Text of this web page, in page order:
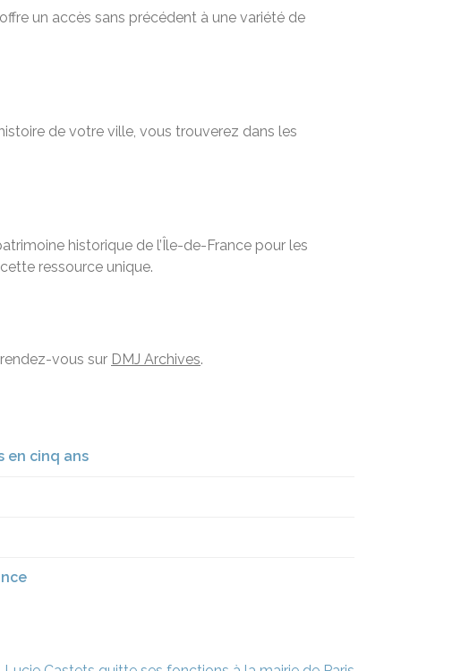
un accès sans précédent à une variété de
de votre ville, vous trouverez dans les
historique de l’Île-de-France pour les
ressource unique.
vous sur DMJ Archives.
en cinq ans